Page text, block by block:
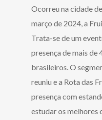
Ocorreu na cidade
março de 2024, a
Trata-se de um
presença de mais de
brasileiros. O
reuniu e a Rota das
presença com
estudar os melhores